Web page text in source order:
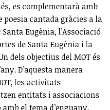
es complementarà amb
cantada gràcies a la
Eugènia, l’Associació
de Santa Eugènia i la
dels objectius del MOT és
D’aquesta manera
les activitats
entitats i associacions
el tema d’enguany.